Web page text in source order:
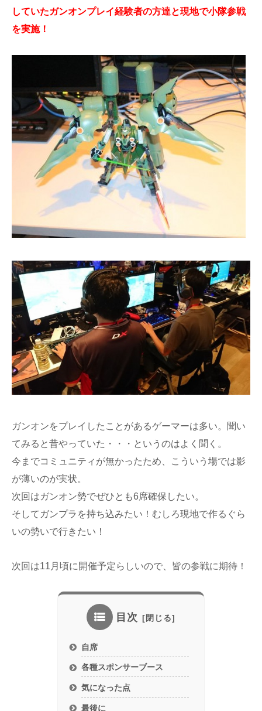
していたガンオンプレイ経験者の方達と現地で小隊参戦
を実施！
ガンオンをプレイしたことがあるゲーマーは多い。聞い
てみると昔やっていた・・・というのはよく聞く。
今までコミュニティが無かったため、こういう場では影
が薄いのが実状。
次回はガンオン勢でぜひとも6席確保したい。
そしてガンプラを持ち込みたい！むしろ現地で作るぐら
いの勢いで行きたい！
次回は11月頃に開催予定らしいので、皆の参戦に期待！
目次
自席
各種スポンサーブース
気になった点
最後に